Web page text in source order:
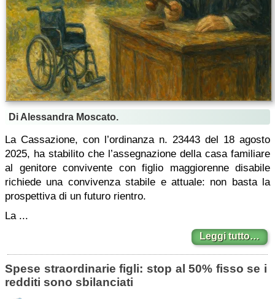
Di Alessandra Moscato.
La Cassazione, con l’ordinanza n. 23443 del 18 agosto
2025, ha stabilito che l’assegnazione della casa familiare
al genitore convivente con figlio maggiorenne disabile
richiede una convivenza stabile e attuale: non basta la
prospettiva di un futuro rientro.
La ...
Leggi tutto…
Spese straordinarie figli: stop al 50% fisso se i
redditi sono sbilanciati